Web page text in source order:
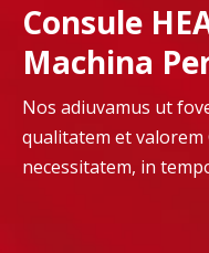
Consule
Machina
Nos adiuvamus ut
qualitatem et valorem
necessitatem, in